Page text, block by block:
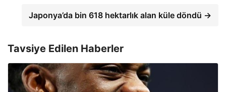
Japonya’da bin 618 hektarlık alan küle döndü →
Tavsiye Edilen Haberler